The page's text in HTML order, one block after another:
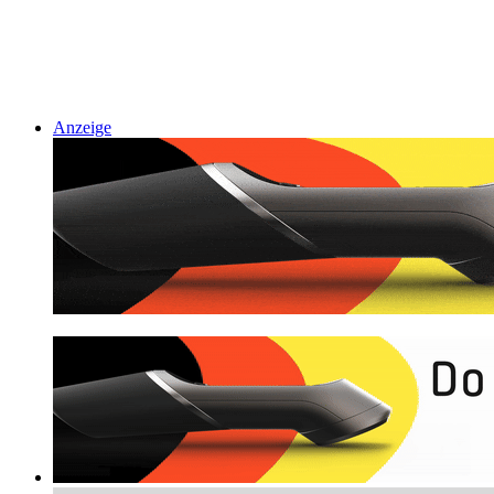
Anzeige